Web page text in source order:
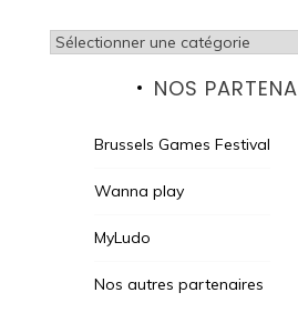
Catégories
NOS
Brussels Games Festival
Wanna play
MyLudo
Nos autres partenaires